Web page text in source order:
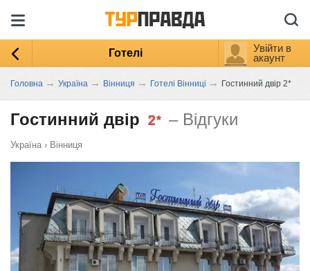
Готелі
Увійти в
акаунт
Головна → Україна → Вінниця → Готелі Вінниці → Гостинний двір 2*
Гостинний двір – Відгуки
Україна › Вінниця